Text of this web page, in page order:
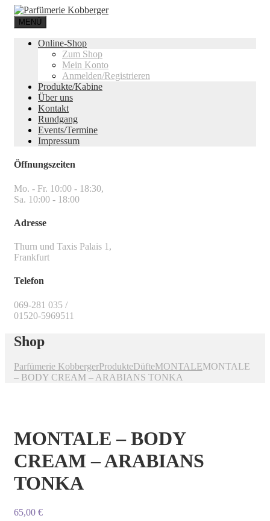
MENÜ
Online-Shop
Zum Shop
Mein Konto
Anmelden/Registrieren
Produkte/Kabine
Über uns
Kontakt
Rundgang
Events/Termine
Impressum
Öffnungszeiten
Mo. - Fr. 10:00 - 18:30,
Sa. 10:00 - 18:00
Adresse
Thurn und Taxis Palais 1,
Frankfurt
Telefon
069-281 035 /
01520-5969511
Shop
Parfümerie KobbergerProdukteDüfteMONTALEMONTALE
– BODY CREAM – ARABIANS TONKA
MONTALE – BODY
CREAM – ARABIANS
TONKA
65,00 €